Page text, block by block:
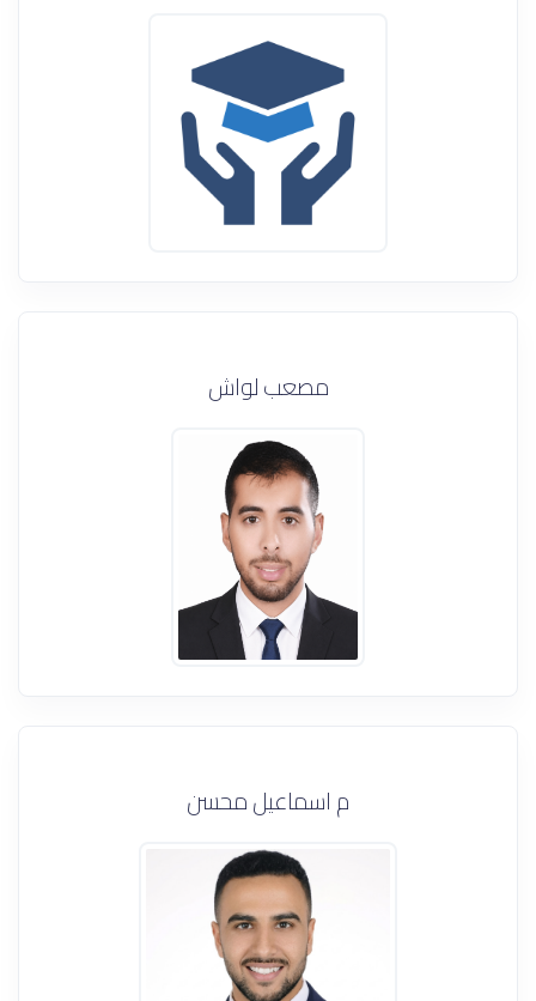
مصعب لواش
م اسماعيل محسن